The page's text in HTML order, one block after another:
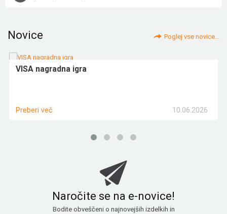
Novice Poglej vse novice...
VISA nagradna igra
10.06.2026
Preberi več
Naročite se na e-novice!
Bodite obveščeni o najnovejših izdelkih in